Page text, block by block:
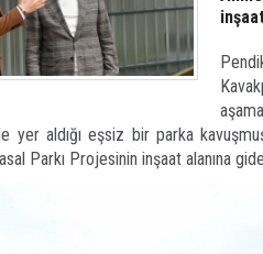
yer aldığı eşsiz bir parka
Parkı Projesinin inşaat alanına